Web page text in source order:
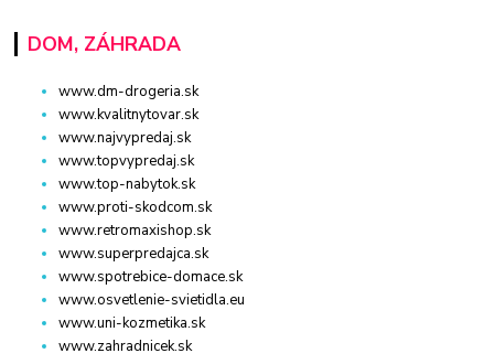
DOM, ZÁHRADA
www.dm-drogeria.sk
www.kvalitnytovar.sk
www.najvypredaj.sk
www.topvypredaj.sk
www.top-nabytok.sk
www.proti-skodcom.sk
www.retromaxishop.sk
www.superpredajca.sk
www.spotrebice-domace.sk
www.osvetlenie-svietidla.eu
www.uni-kozmetika.sk
www.zahradnicek.sk